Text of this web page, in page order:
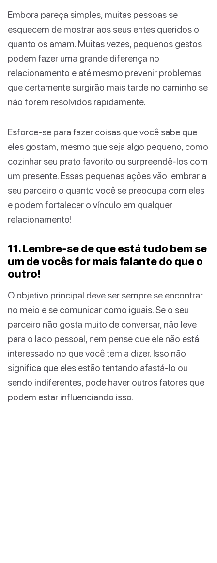
Embora pareça simples, muitas pessoas se
esquecem de mostrar aos seus entes queridos o
quanto os amam. Muitas vezes, pequenos gestos
podem fazer uma grande diferença no
relacionamento e até mesmo prevenir problemas
que certamente surgirão mais tarde no caminho se
não forem resolvidos rapidamente.
Esforce-se para fazer coisas que você sabe que
eles gostam, mesmo que seja algo pequeno, como
cozinhar seu prato favorito ou surpreendê-los com
um presente. Essas pequenas ações vão lembrar a
seu parceiro o quanto você se preocupa com eles
e podem fortalecer o vínculo em qualquer
relacionamento!
11. Lembre-se de que está tudo bem se
um de vocês for mais falante do que o
outro!
O objetivo principal deve ser sempre se encontrar
no meio e se comunicar como iguais. Se o seu
parceiro não gosta muito de conversar, não leve
para o lado pessoal, nem pense que ele não está
interessado no que você tem a dizer. Isso não
significa que eles estão tentando afastá-lo ou
sendo indiferentes, pode haver outros fatores que
podem estar influenciando isso.